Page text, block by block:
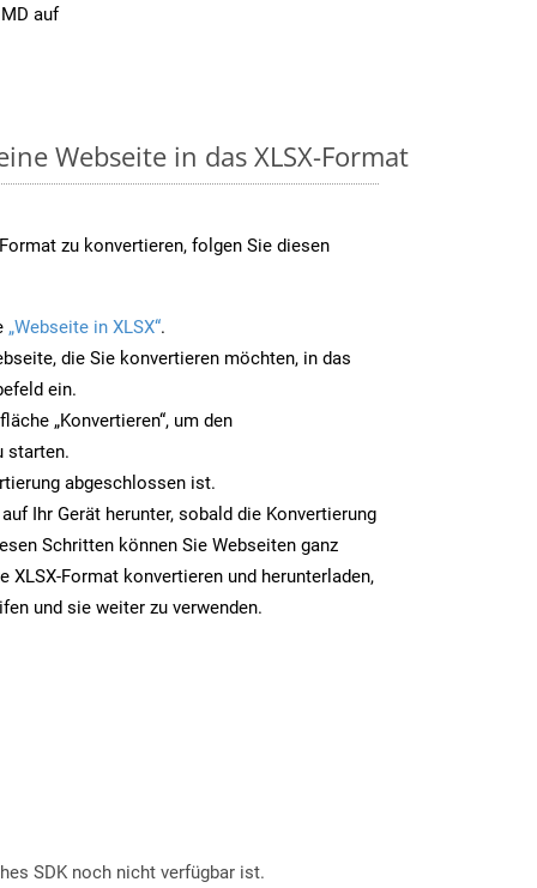
auf
Webseite in das XLSX-Format
zu konvertieren, folgen Sie diesen
„Webseite in XLSX“.
die Sie konvertieren möchten, in das
ein.
„Konvertieren“, um den
starten.
abgeschlossen ist.
Ihr Gerät herunter, sobald die Konvertierung
Schritten können Sie Webseiten ganz
XLSX-Format konvertieren und herunterladen,
und sie weiter zu verwenden.
SDK noch nicht verfügbar ist.